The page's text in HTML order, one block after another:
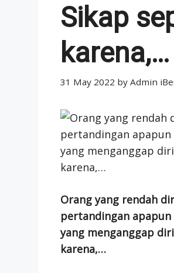
Sikap
karena,…
31 May 2022 by Admin
Orang yang rendah
pertandingan
yang menganggap
karena,…